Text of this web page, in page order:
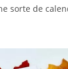
sorte de